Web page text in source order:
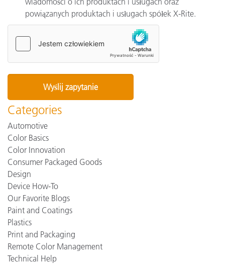
powiązanych produktach i usługach spółek X-Rite.
Categories
Automotive
Color Basics
Color Innovation
Consumer Packaged Goods
Design
Device How-To
Our Favorite Blogs
Paint and Coatings
Plastics
Print and Packaging
Remote Color Management
Technical Help